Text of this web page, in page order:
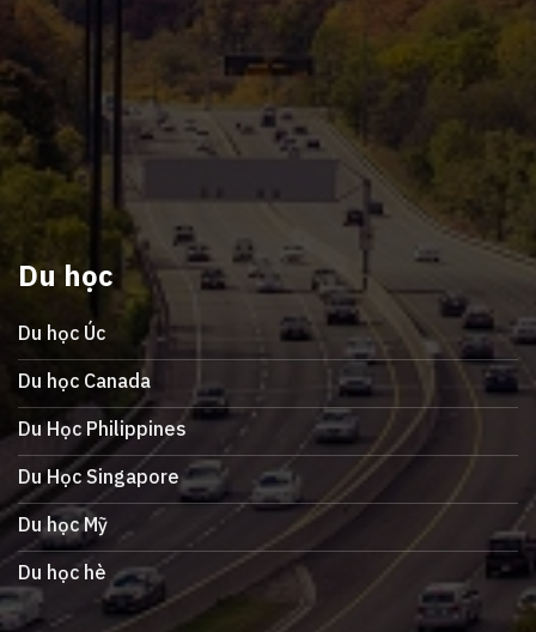
Du học
Du học Úc
Du học Canada
Du Học Philippines
Du Học Singapore
Du học Mỹ
Du học hè